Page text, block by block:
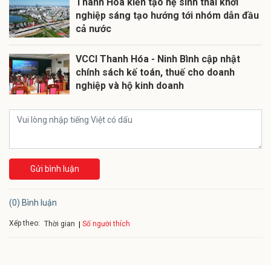
nghiệp sáng tạo hướng tới nhóm dẫn đầu
cả nước
VCCI Thanh Hóa - Ninh Bình cập nhật
chính sách kế toán, thuế cho doanh
nghiệp và hộ kinh doanh
Gửi bình luận
(0) Bình luận
Xếp theo: Thời gian Số người thích